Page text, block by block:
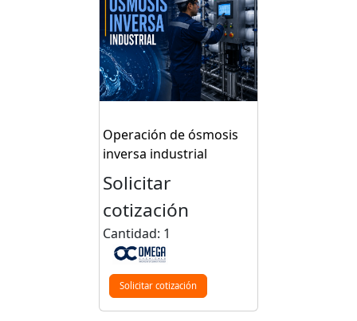
Operación de ósmosis
inversa industrial
Solicitar
cotización
Cantidad: 1
Solicitar cotización